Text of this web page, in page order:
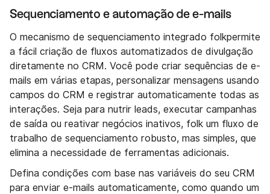
Sequenciamento e automação de e-mails
O mecanismo de sequenciamento integrado folkpermite
a fácil criação de fluxos automatizados de divulgação
diretamente no CRM. Você pode criar sequências de e-
mails em várias etapas, personalizar mensagens usando
campos do CRM e registrar automaticamente todas as
interações. Seja para nutrir leads, executar campanhas
de saída ou reativar negócios inativos, folk um fluxo de
trabalho de sequenciamento robusto, mas simples, que
elimina a necessidade de ferramentas adicionais.
Defina condições com base nas variáveis do seu CRM
para enviar e-mails automaticamente, como quando um